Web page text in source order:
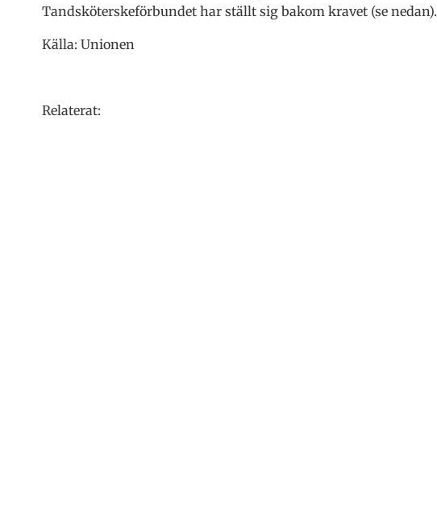
Tandsköterskeförbundet har ställt sig bakom kravet (se nedan).
Källa: Unionen
Relaterat: